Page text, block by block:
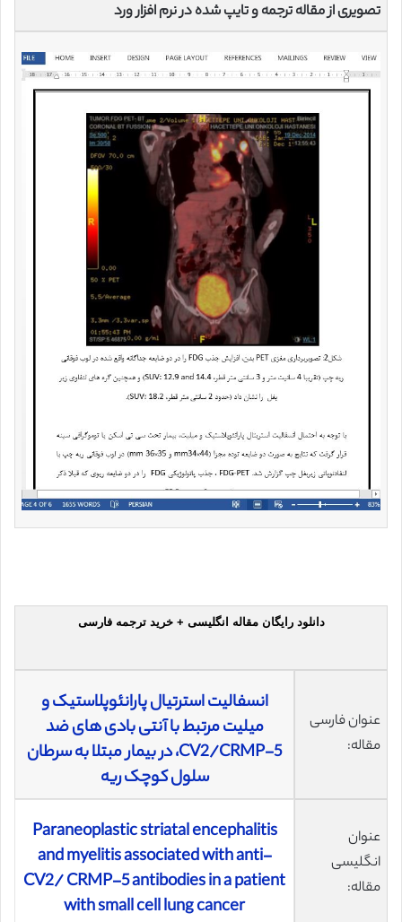
تصویری از مقاله ترجمه و تایپ شده در نرم افزار ورد
دانلود رایگان مقاله انگلیسی + خرید ترجمه فارسی
عنوان فارسی
مقاله:
انسفالیت استرتیال پارانئوپلاستیک و
میلیت مرتبط با آنتی بادی های ضد
CV2/CRMP-5، در بیمار مبتلا به سرطان
سلول کوچک ریه
عنوان
انگلیسی
مقاله:
Paraneoplastic striatal encephalitis
and myelitis associated with anti-
CV2/ CRMP-5 antibodies in a patient
with small cell lung cancer